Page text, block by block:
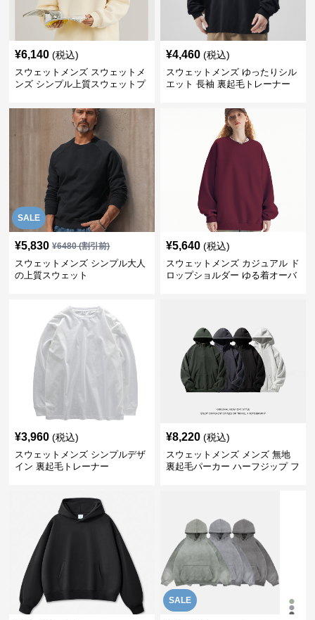
¥6,140 (税込)
スウェットメンズ スウェットメ
ンズ シンプル上質スウェットプ
¥4,460 (税込)
スウェットメンズ ゆったりシル
エット 長袖 裏起毛トレーナー
SALE
¥5,830 ¥6480(割引前)
スウェットメンズ シンプル大人
の上質スウェット
¥5,640 (税込)
スウェットメンズ カジュアル ド
ロップショルダー ゆる着オーバ
¥3,960 (税込)
スウェットメンズ シンプルデザ
イン 裏起毛トレーナー
¥8,220 (税込)
スウェットメンズ メンズ 無地
裏起毛パーカー ハーフジップ フ
SALE